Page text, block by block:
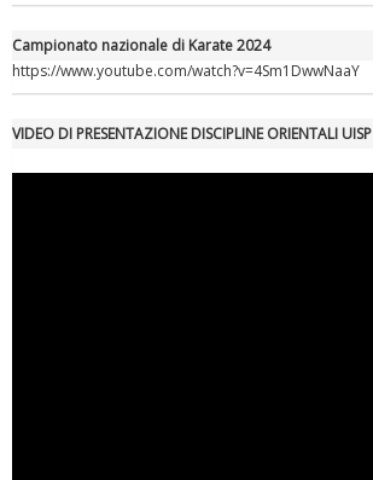
Campionato nazionale di Karate 2024
https://www.youtube.com/watch?v=4Sm1DwwNaaY
VIDEO DI PRESENTAZIONE DISCIPLINE ORIENTALI UISP